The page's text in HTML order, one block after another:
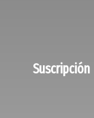
Suscripción